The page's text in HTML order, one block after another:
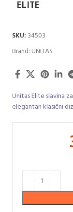
ELITE
SKU: 34503
Brand: UNITAS
Unitas Elite slavina
elegantan klasični